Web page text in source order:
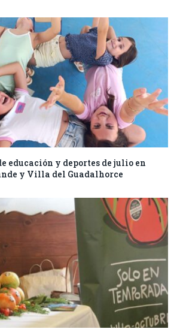
educación y deportes de julio en
y Villa del Guadalhorce